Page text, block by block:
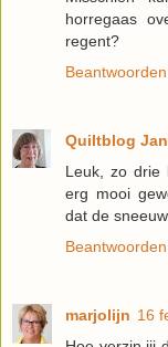
horregaas
regent?
Beantwoorden
Quiltblog
Leuk, zo drie
erg mooi
dat de
Beantwoorden
marjolijn 16